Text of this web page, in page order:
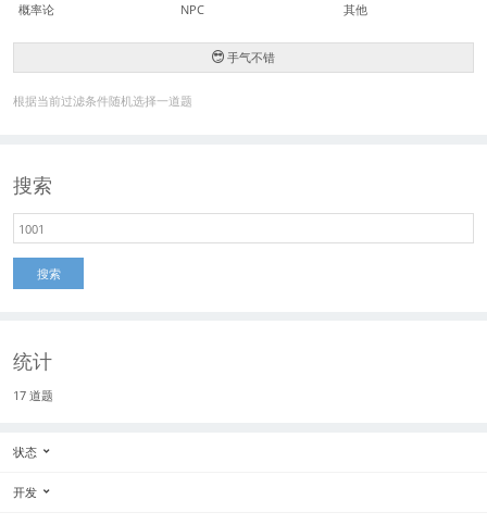
概率论
NPC 其他
手气不错
根据当前过滤条件随机选择一道题
搜索
搜索
统计
17 道题
状态
开发